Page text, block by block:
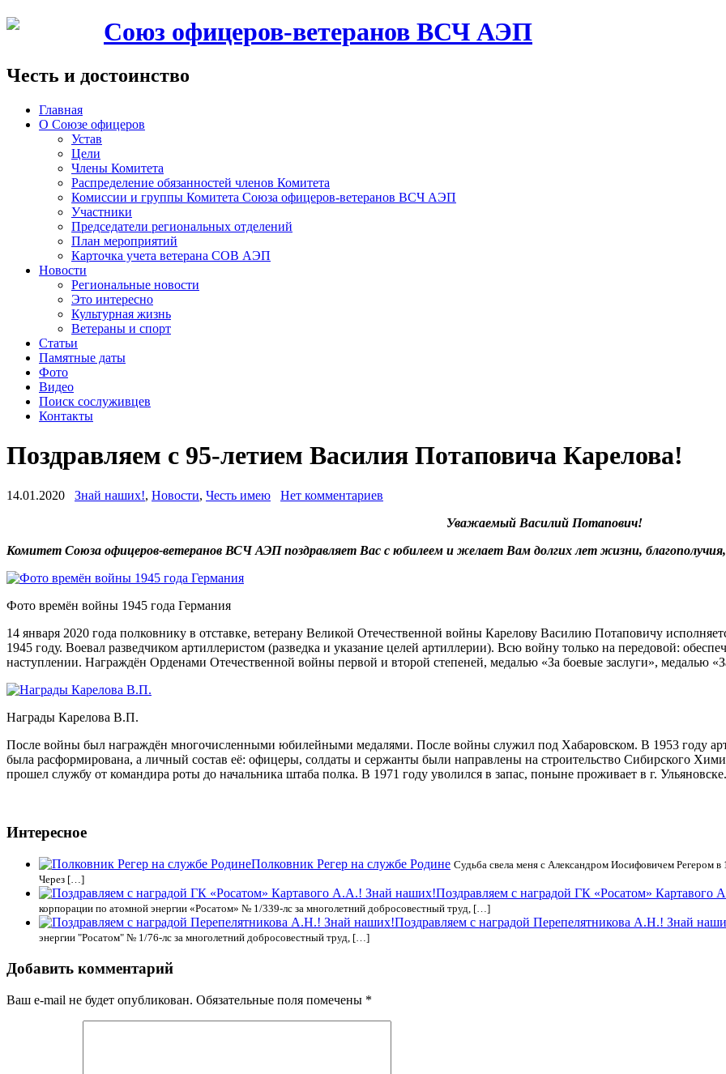
Союз офицеров-ветеранов ВСЧ АЭП
Честь и достоинство
Главная
О Союзе офицеров
Устав
Цели
Члены Комитета
Распределение обязанностей членов Комитета
Комиссии и группы Комитета Союза офицеров-ветеранов ВСЧ АЭП
Участники
Председатели региональных отделений
План мероприятий
Карточка учета ветерана CОВ АЭП
Новости
Региональные новости
Это интересно
Культурная жизнь
Ветераны и спорт
Статьи
Памятные даты
Фото
Видео
Поиск сослуживцев
Контакты
Поздравляем с 95-летием Василия Потаповича Карелова!
14.01.2020 Знай наших!, Новости, Честь имею
Нет комментариев
Уважаемый Василий Потапович!
Комитет Союза офицеров-ветеранов ВСЧ АЭП поздравляет Вас с юбилеем и желает Вам долгих лет жизни,
Фото времён войны 1945 года Германия
14 января 2020 года полковнику в отставке, ветерану Великой Отечественной войны Карелову Василию Потаповичу
1945 году. Воевал разведчиком артиллеристом (разведка и указание целей артиллерии). Всю войну только на передовой:
наступлении. Награждён Орденами Отечественной войны первой и второй степеней, медалью «За боевые заслуги», медалью
Награды Карелова В.П.
После войны был награждён многочисленными юбилейными медалями. После войны служил под Хабаровском. В 1953 году
была расформирована, а личный состав её: офицеры, солдаты и сержанты были направлены на строительство Сибирского
прошел службу от командира роты до начальника штаба полка. В 1971 году уволился в запас, поныне проживает в г. Ульяновске.
Интересное
Полковник Регер на службе Родине Судьба свела меня с Александром Иосифовичем
Через […]
Поздравляем с наградой ГК «Росатом»
корпорации по атомной энергии «Росатом» № 1/339-лс за многолетний добросовестный труд, […]
Поздравляем с наградой Перепелятникова А.Н.! Знай
энергии "Росатом" № 1/76-лс за многолетний добросовестный труд, […]
Добавить комментарий
Ваш e-mail не будет опубликован. Обязательные поля помечены *